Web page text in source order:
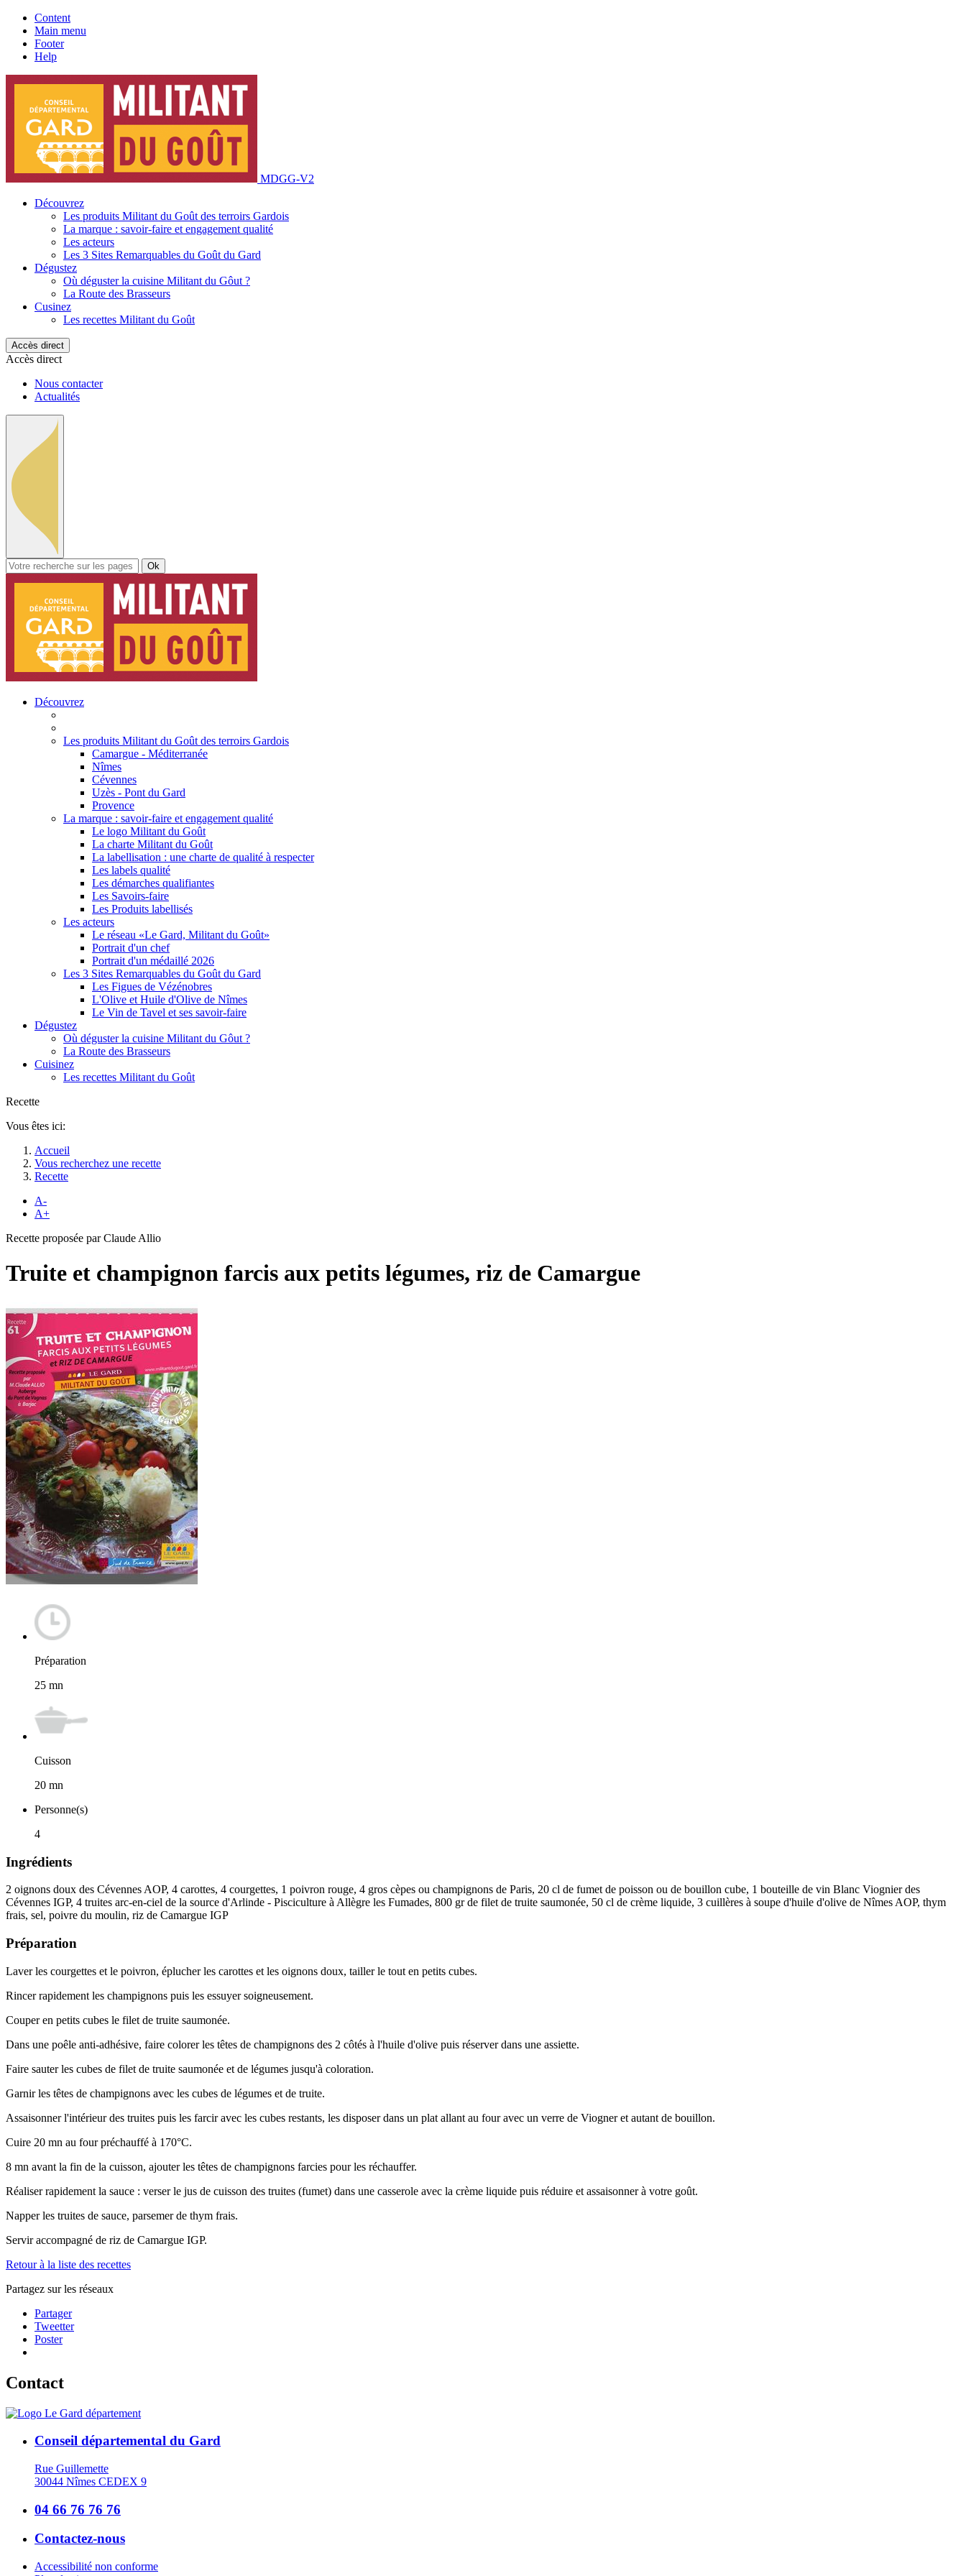
Content
Main menu
Footer
Help
MDGG-V2
Découvrez
Les produits Militant du Goût des terroirs Gardois
La marque : savoir-faire et engagement qualité
Les acteurs
Les 3 Sites Remarquables du Goût du Gard
Dégustez
Où déguster la cuisine Militant du Gôut ?
La Route des Brasseurs
Cusinez
Les recettes Militant du Goût
Accès direct
Accès direct
Nous contacter
Actualités
Ok
Découvrez
Les produits Militant du Goût des terroirs Gardois
Camargue - Méditerranée
Nîmes
Cévennes
Uzès - Pont du Gard
Provence
La marque : savoir-faire et engagement qualité
Le logo Militant du Goût
La charte Militant du Goût
La labellisation : une charte de qualité à respecter
Les labels qualité
Les démarches qualifiantes
Les Savoirs-faire
Les Produits labellisés
Les acteurs
Le réseau «Le Gard, Militant du Goût»
Portrait d'un chef
Portrait d'un médaillé 2026
Les 3 Sites Remarquables du Goût du Gard
Les Figues de Vézénobres
L'Olive et Huile d'Olive de Nîmes
Le Vin de Tavel et ses savoir-faire
Dégustez
Où déguster la cuisine Militant du Gôut ?
La Route des Brasseurs
Cuisinez
Les recettes Militant du Goût
Recette
Vous êtes ici:
Accueil
Vous recherchez une recette
Recette
A-
A+
Recette proposée par Claude Allio
Truite et champignon farcis aux petits légumes, riz de Camargue
Préparation
25 mn
Cuisson
20 mn
Personne(s)
4
Ingrédients
2 oignons doux des Cévennes AOP, 4 carottes, 4 courgettes, 1 poivron rouge, 4 gros cèpes ou champignons de Paris, 20 cl de fumet de poisson ou de bouillon cube, 1 bouteille de vin Blanc Viognier des
Cévennes IGP, 4 truites arc-en-ciel de la source d'Arlinde - Pisciculture à Allègre les Fumades, 800 gr de filet de truite saumonée, 50 cl de crème liquide, 3 cuillères à soupe d'huile d'olive de Nîmes AOP, thym
frais, sel, poivre du moulin, riz de Camargue IGP
Préparation
Laver les courgettes et le poivron, éplucher les carottes et les oignons doux, tailler le tout en petits cubes.
Rincer rapidement les champignons puis les essuyer soigneusement.
Couper en petits cubes le filet de truite saumonée.
Dans une poêle anti-adhésive, faire colorer les têtes de champignons des 2 côtés à l'huile d'olive puis réserver dans une assiette.
Faire sauter les cubes de filet de truite saumonée et de légumes jusqu'à coloration.
Garnir les têtes de champignons avec les cubes de légumes et de truite.
Assaisonner l'intérieur des truites puis les farcir avec les cubes restants, les disposer dans un plat allant au four avec un verre de Viogner et autant de bouillon.
Cuire 20 mn au four préchauffé à 170°C.
8 mn avant la fin de la cuisson, ajouter les têtes de champignons farcies pour les réchauffer.
Réaliser rapidement la sauce : verser le jus de cuisson des truites (fumet) dans une casserole avec la crème liquide puis réduire et assaisonner à votre goût.
Napper les truites de sauce, parsemer de thym frais.
Servir accompagné de riz de Camargue IGP.
Retour à la liste des recettes
Partagez sur les réseaux
Partager
Tweetter
Poster
Contact
Conseil départemental du Gard
Rue Guillemette
30044 Nîmes CEDEX 9
04 66 76 76 76
Contactez-nous
Accessibilité non conforme